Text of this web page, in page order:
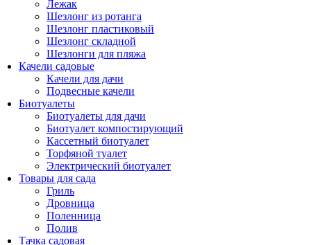
Лежак
Шезлонг из ротанга
Шезлонг пластиковый
Шезлонг складной
Шезлонги для пляжа
Качели садовые
Качели для дачи
Подвесные качели
Биотуалеты
Биотуалеты для дачи
Биотуалет компостирующий
Кассетный биотуалет
Торфяной туалет
Электрический биотуалет
Товары для сада
Гриль
Дровница
Поленница
Полив
Тачка садовая